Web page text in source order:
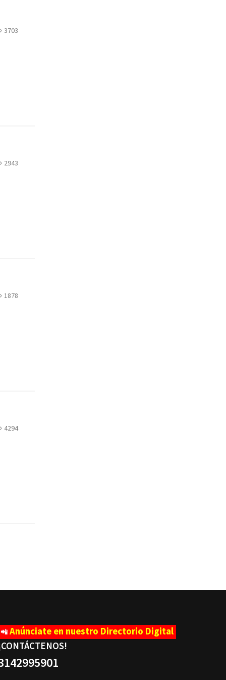
3703
2943
1878
4294
📲 Anúnciate en nuestro Directorio Digital
!